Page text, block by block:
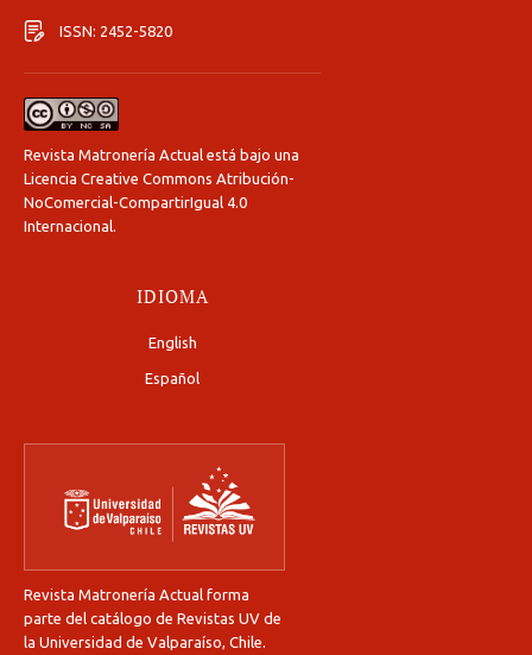
ISSN: 2452-5820
Revista Matronería Actual está bajo una
Licencia Creative Commons Atribución-
NoComercial-CompartirIgual 4.0
Internacional.
IDIOMA
English
Español
Revista Matronería Actual forma
parte del catálogo de Revistas UV de
la Universidad de Valparaíso, Chile.